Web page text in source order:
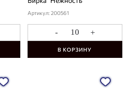
Артикул: 200561
- +
В КОРЗИНУ